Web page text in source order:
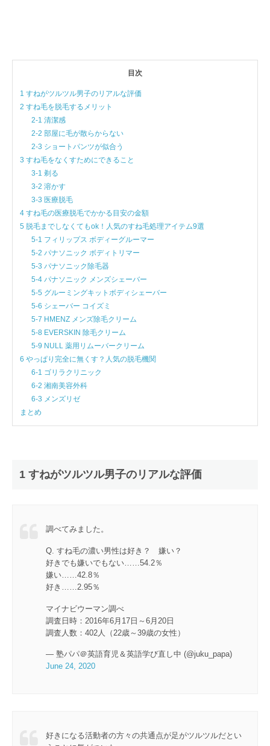
目次
1 すねがツルツル男子のリアルな評価
2 すね毛を脱毛するメリット
2-1 清潔感
2-2 部屋に毛が散らからない
2-3 ショートパンツが似合う
3 すね毛をなくすためにできること
3-1 剃る
3-2 溶かす
3-3 医療脱毛
4 すね毛の医療脱毛でかかる目安の金額
5 脱毛までしなくてもok！人気のすね毛処理アイテム9選
5-1 フィリップス ボディーグルーマー
5-2 パナソニック ボディトリマー
5-3 パナソニック除毛器
5-4 パナソニック メンズシェーバー
5-5 グルーミングキットボディシェーバー
5-6 シェーバー コイズミ
5-7 HMENZ メンズ除毛クリーム
5-8 EVERSKIN 除毛クリーム
5-9 NULL 薬用リムーバークリーム
6 やっぱり完全に無くす？人気の脱毛機関
6-1 ゴリラクリニック
6-2 湘南美容外科
6-3 メンズリゼ
まとめ
1 すねがツルツル男子のリアルな評価
調べてみました。
Q. すね毛の濃い男性は好き？ 嫌い？
好きでも嫌いでもない……54.2％
嫌い……42.8％
好き……2.95％
マイナビウーマン調べ
調査日時：2016年6月17日～6月20日
調査人数：402人（22歳～39歳の女性）
— 塾パパ＠英語育児＆英語学び直し中 (@juku_papa)
June 24, 2020
好きになる活動者の方々の共通点が足がツルツルだとい